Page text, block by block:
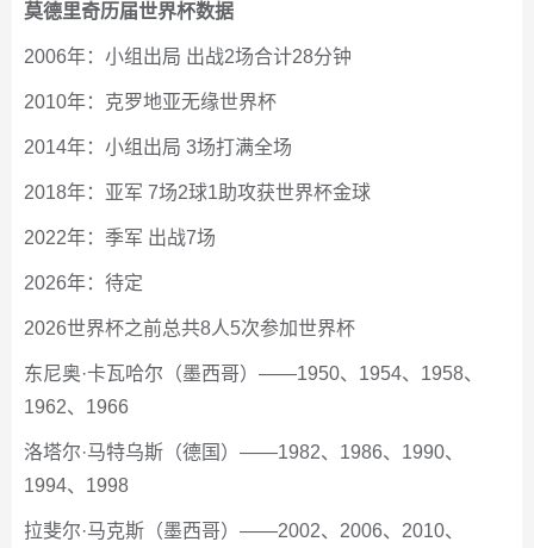
莫德里奇历届世界杯数据
2006年：小组出局 出战2场合计28分钟
2010年：克罗地亚无缘世界杯
2014年：小组出局 3场打满全场
2018年：亚军 7场2球1助攻获世界杯金球
2022年：季军 出战7场
2026年：待定
2026世界杯之前总共8人5次参加世界杯
东尼奥·卡瓦哈尔（墨西哥）——1950、1954、1958、
1962、1966
洛塔尔·马特乌斯（德国）——1982、1986、1990、
1994、1998
拉斐尔·马克斯（墨西哥）——2002、2006、2010、